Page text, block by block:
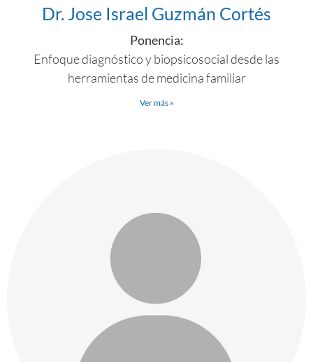
Dr. Jose Israel Guzmán Cortés
Ponencia:
Enfoque diagnóstico y biopsicosocial desde las
herramientas de medicina familiar
Ver más »